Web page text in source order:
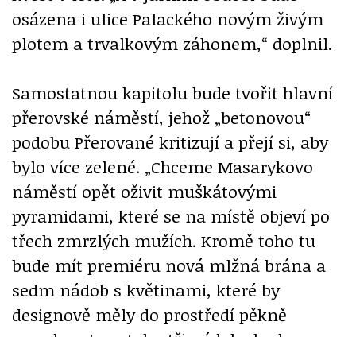
osázena i ulice Palackého novým živým
plotem a trvalkovým záhonem,“ doplnil.
Samostatnou kapitolu bude tvořit hlavní
přerovské náměstí, jehož „betonovou“
podobu Přerované kritizují a přejí si, aby
bylo více zelené. „Chceme Masarykovo
náměstí opět oživit muškátovými
pyramidami, které se na místě objeví po
třech zmrzlých mužích. Kromě toho tu
bude mít premiéru nová mlžná brána a
sedm nádob s květinami, které by
designově měly do prostředí pěkně